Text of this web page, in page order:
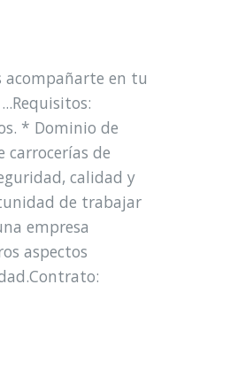
acompañarte en tu
* Dominio de
carrocerías de
calidad y
de trabajar
empresa
aspectos